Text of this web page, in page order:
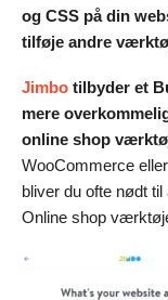
og CSS på din
tilføje andre
Jimbo tilbyder et
mere
online shop
WooCommerce
bliver du ofte nødt
Online shop